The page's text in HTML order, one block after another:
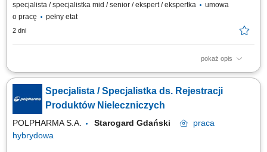
specjalista / specjalistka mid / senior / ekspert / ekspertka
umowa
o pracę
pełny etat
2 dni
pokaż opis
Twoje zadania: prowadzenie procesów rejestracyjnych suplementów
diety, wyrobów medycznych oraz kosmetyków, przygotowywanie,
weryfikacja i aktualizacja dokumentacji wymaganej przepisami prawa,
nadzór nad dokumentacją techniczną wyrobów medycznych,
monitorowanie zmian regulacyjnych i ich...
Specjalista / Specjalistka ds. Rejestracji
Produktów Nieleczniczych
POLPHARMA S.A. Starogard Gdański
praca
hybrydowa